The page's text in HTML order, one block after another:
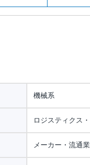
機械系
ロジスティクス
メーカー・流通